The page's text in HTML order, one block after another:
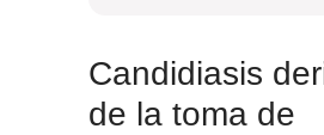
Candidiasis
de la toma de